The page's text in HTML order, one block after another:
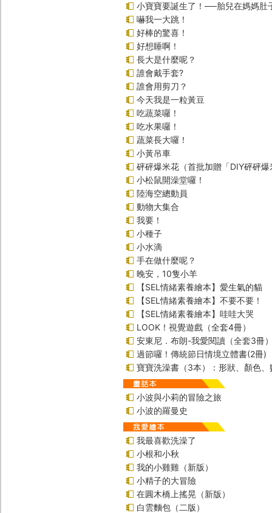
小寶寶要誕生了！──胎兒在媽媽肚
嚇我一大跳！
好棒的驚喜！
好想睡啊！
長大是什麼呢？
誰會戴手套?
誰會用剪刀？
今天我是一粒黃豆
吃蔬菜囉！
吃水果囉！
蔬菜長大囉！
小黃吊車
砰砰爆米花（首批加贈「DIY砰砰
小松鼠開澡堂囉！
陸海空總動員
動物大集合
我要！
小種子
小水滴
手在做什麼呢？
晚安，10隻小羊
【SEL情緒素養繪本】愛生氣的貓
【SEL情緒素養繪本】不要不要！
【SEL情緒素養繪本】哇哇大哭
LOOK！視覺遊戲（全套4冊）
安東尼．布朗-我愛閱讀（全套3冊
過節囉！傳統節日情境立體書(2冊)
寶寶洗澡書（3本）：形狀、顏色、
小波與小莉的冒險之旅
小波的羅曼史
我最喜歡洗澡了
小根和小秋
我的小雞雞（新版）
小精子的大冒險
在圓木橋上搖晃（新版）
白雲麵包（二版）